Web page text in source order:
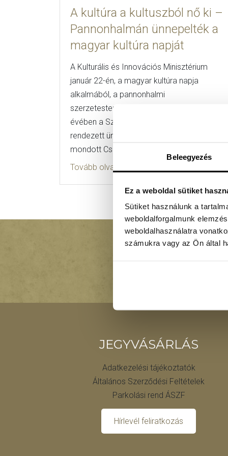
Beleegyezés
Ez a weboldal sütiket
Sütiket használunk a
weboldalforgalmunk
weboldalhasználatra
számukra vagy az Ön által
A kultúra a kultuszból nő ki –
Pannonhalmán ünnepelték a
magyar kultúra napját
A Kulturális és Innovációs Minisztérium
január 22-én, a magyar kultúra napja
alkalmából, a pannonhalmi
szerzetestemplom felszentelésének 800.
évében a Szent Márton-bazilikában
rendezett ünnepi műsort. Nyitóbeszédet
mondott Csák János kultúráért és […]
Tovább olvasom
JEGYVÁSÁRLÁS
Adatkezelési tájékoztatók
Általános Szerződési Feltételek
Parkolási rend ÁSZF
Hírlevél feliratkozás